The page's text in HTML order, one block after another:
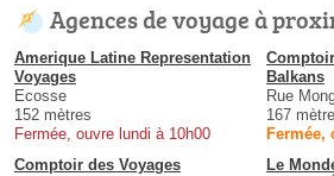
Agences de voyage à
Amerique Latine Representation
Voyages
Ecosse
152 mètres
Fermée, ouvre lundi à 10h00
Balkans
Rue
167
Fermée,
Comptoir des Voyages
Le